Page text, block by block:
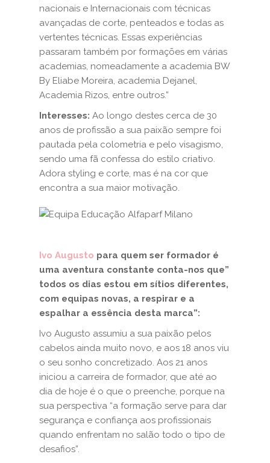
nacionais e Internacionais com técnicas
avançadas de corte, penteados e todas as
vertentes técnicas. Essas experiências
passaram também por formações em várias
academias, nomeadamente a academia BW
By Eliabe Moreira, academia Dejanel,
Academia Rizos, entre outros.”
Interesses: Ao longo destes cerca de 30
anos de profissão a sua paixão sempre foi
pautada pela colometria e pelo visagismo,
sendo uma fã confessa do estilo criativo.
Adora styling e corte, mas é na cor que
encontra a sua maior motivação.
Ivo Augusto para quem ser formador é
uma aventura constante conta-nos que”
todos os dias estou em sítios diferentes,
com equipas novas, a respirar e a
espalhar a essência desta marca”:
Ivo Augusto assumiu a sua paixão pelos
cabelos ainda muito novo, e aos 18 anos viu
o seu sonho concretizado. Aos 21 anos
iniciou a carreira de formador, que até ao
dia de hoje é o que o preenche, porque na
sua perspectiva “a formação serve para dar
segurança e confiança aos profissionais
quando enfrentam no salão todo o tipo de
desafios”.